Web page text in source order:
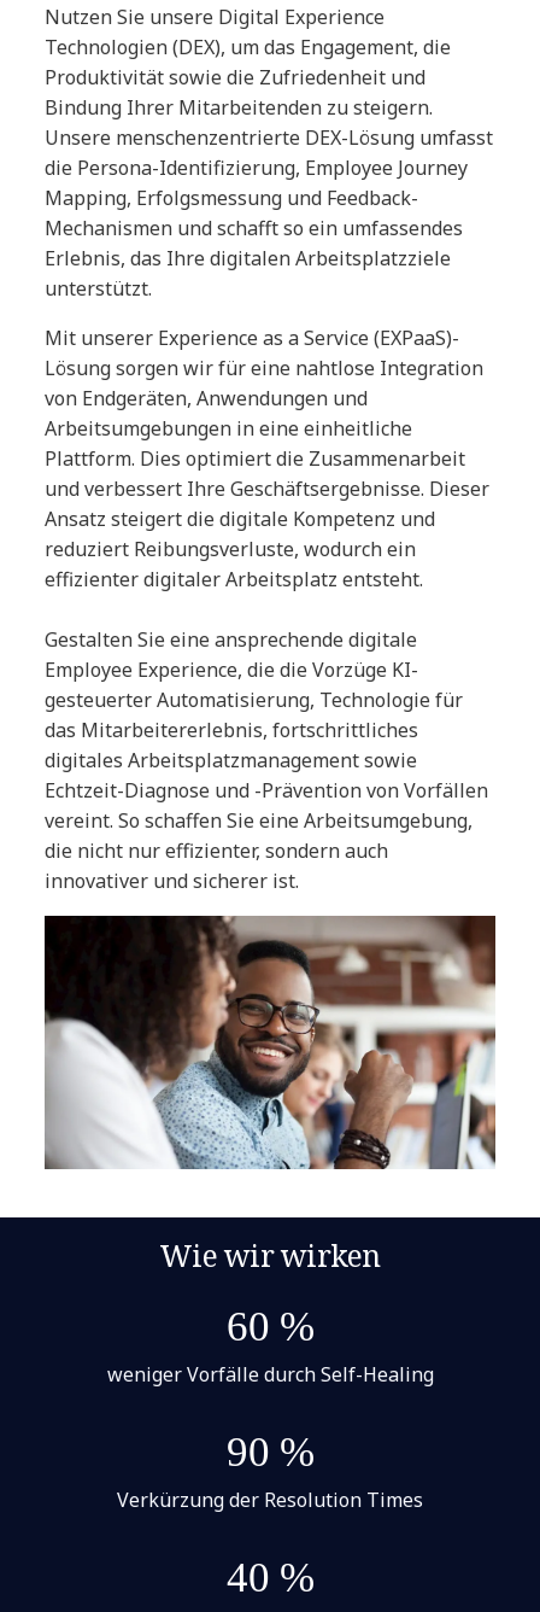
Nutzen Sie unsere Digital Experience
Technologien (DEX), um das Engagement, die
Produktivität sowie die Zufriedenheit und
Bindung Ihrer Mitarbeitenden zu steigern.
Unsere menschenzentrierte DEX-Lösung umfasst
die Persona-Identifizierung, Employee Journey
Mapping, Erfolgsmessung und Feedback-
Mechanismen und schafft so ein umfassendes
Erlebnis, das Ihre digitalen Arbeitsplatzziele
unterstützt.
Mit unserer Experience as a Service (EXPaaS)-
Lösung sorgen wir für eine nahtlose Integration
von Endgeräten, Anwendungen und
Arbeitsumgebungen in eine einheitliche
Plattform. Dies optimiert die Zusammenarbeit
und verbessert Ihre Geschäftsergebnisse. Dieser
Ansatz steigert die digitale Kompetenz und
reduziert Reibungsverluste, wodurch ein
effizienter digitaler Arbeitsplatz entsteht.
Gestalten Sie eine ansprechende digitale
Employee Experience, die die Vorzüge KI-
gesteuerter Automatisierung, Technologie für
das Mitarbeitererlebnis, fortschrittliches
digitales Arbeitsplatzmanagement sowie
Echtzeit-Diagnose und -Prävention von Vorfällen
vereint. So schaffen Sie eine Arbeitsumgebung,
die nicht nur effizienter, sondern auch
innovativer und sicherer ist.
Wie wir wirken
60 %
weniger Vorfälle durch Self-Healing
90 %
Verkürzung der Resolution Times
40 %